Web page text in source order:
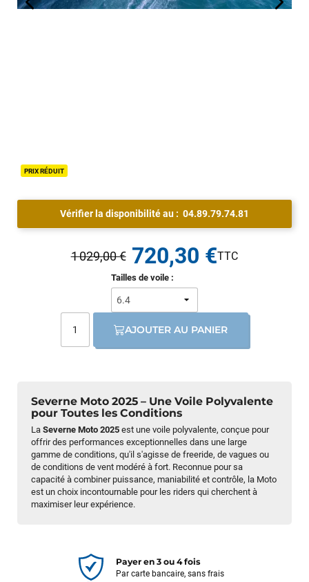
PRIX RÉDUIT
Severne Moto 2025 – Une Voile Polyvalente
pour Toutes les Conditions
La Severne Moto 2025 est une voile polyvalente, conçue pour
offrir des performances exceptionnelles dans une large
gamme de conditions, qu'il s'agisse de freeride, de vagues ou
de conditions de vent modéré à fort. Reconnue pour sa
capacité à combiner puissance, maniabilité et contrôle, la Moto
est un choix incontournable pour les riders qui cherchent à
maximiser leur expérience.
Vérifier la disponibilité au : 04.89.79.74.81
Tailles de voile :
1 029,00 € 720,30 €
AJOUTER AU PANIER
Payer en 3 ou 4 fois
Par carte bancaire, sans frais